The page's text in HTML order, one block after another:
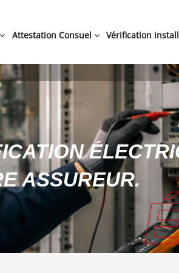
Attestation Consuel Vérification
ASSUREUR.